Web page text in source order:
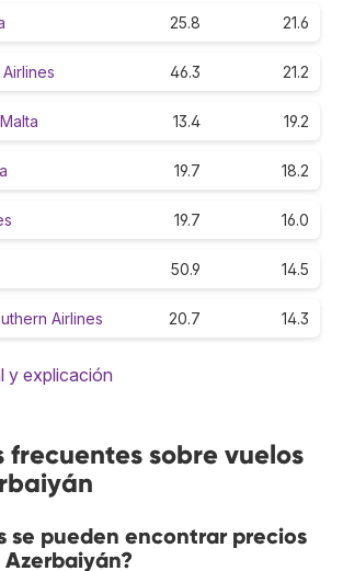
25.8 21.6
46.3 21.2
13.4 19.2
19.7 18.2
19.7 16.0
50.9 14.5
Airlines 20.7 14.3
y explicación
frecuentes sobre vuelos
se pueden encontrar precios